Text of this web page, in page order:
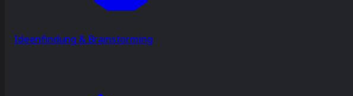
Ideenfindung & Brainstorming